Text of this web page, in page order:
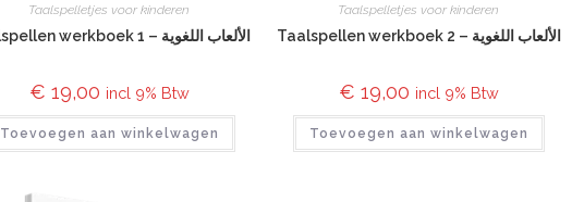
Taalspelletjes voor kinderen
Taalspellen werkboek 1 – الألعاب اللغوية
€ 19,00 incl 9% Btw
Toevoegen aan winkelwagen
Taalspelletjes voor kinderen
Taalspellen werkboek 2 – الألعاب اللغوية
€ 19,00 incl 9% Btw
Toevoegen aan winkelwagen